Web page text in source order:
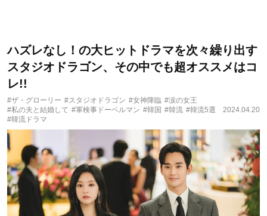
ハズレなし！の大ヒットドラマを次々繰り出す
スタジオドラゴン、その中でも超オススメはコ
レ!!
#ザ・グローリー #スタジオドラゴン #女神降臨 #涙の女王
#私の夫と結婚して #軍検事ドーベルマン #韓国 #韓流 #韓流5選
#韓流ドラマ
2024.04.20